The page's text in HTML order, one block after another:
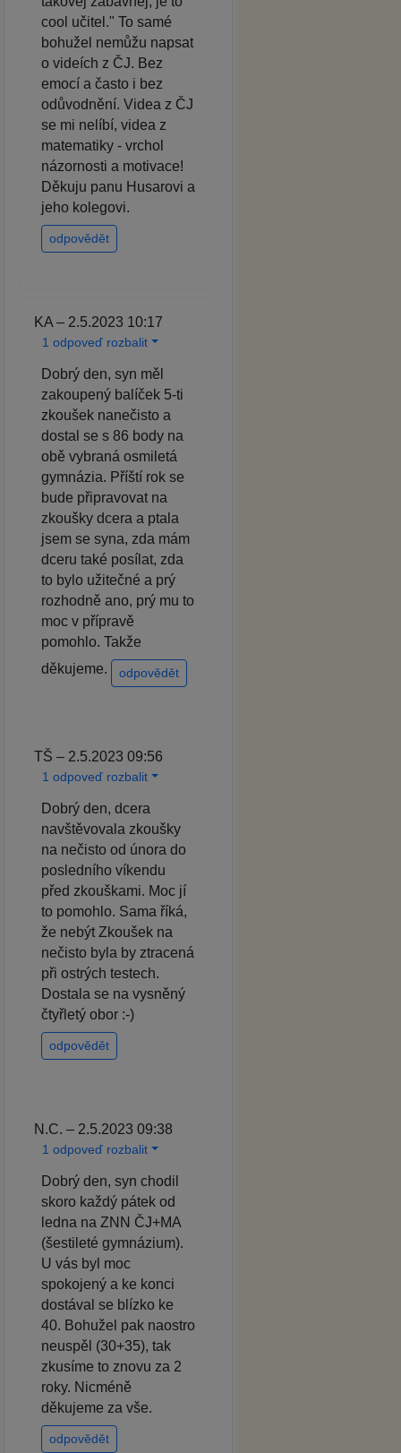
cool učitel." To samé
bohužel nemůžu napsat
o videích z ČJ. Bez
emocí a často i bez
odůvodnění. Videa z ČJ
se mi nelíbí, videa z
matematiky - vrchol
názornosti a motivace!
Děkuju panu Husarovi a
jeho kolegovi.
odpovědět
KA – 2.5.2023 10:17
1 odpoveď rozbalit
Dobrý den, syn měl
zakoupený balíček 5-ti
zkoušek nanečisto a
dostal se s 86 body na
obě vybraná osmiletá
gymnázia. Příští rok se
bude připravovat na
zkoušky dcera a ptala
jsem se syna, zda mám
dceru také posílat, zda
to bylo užitečné a prý
rozhodně ano, prý mu to
moc v přípravě
pomohlo. Takže
děkujeme.
odpovědět
TŠ – 2.5.2023 09:56
1 odpoveď rozbalit
Dobrý den, dcera
navštěvovala zkoušky
na nečisto od února do
posledního víkendu
před zkouškami. Moc jí
to pomohlo. Sama říká,
že nebýt Zkoušek na
nečisto byla by ztracená
při ostrých testech.
Dostala se na vysněný
čtyřletý obor :-)
odpovědět
N.C. – 2.5.2023 09:38
1 odpoveď rozbalit
Dobrý den, syn chodil
skoro každý pátek od
ledna na ZNN ČJ+MA
(šestileté gymnázium).
U vás byl moc
spokojený a ke konci
dostával se blízko ke
40. Bohužel pak naostro
neuspěl (30+35), tak
zkusíme to znovu za 2
roky. Nicméně
děkujeme za vše.
odpovědět